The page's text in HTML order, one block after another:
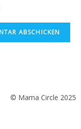
© Mama Circle 2025